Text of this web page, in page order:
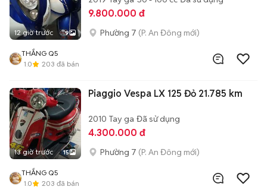
12 giờ trước 9
9.800.000 đ
Phường 7 (P. An Đông mới)
THẮNG Q5
1.0
203 đã bán
13 giờ trước 15
Piaggio Vespa LX 125 Đỏ 21.785 km
2010 Tay ga Đã sử dụng
4.300.000 đ
Phường 7 (P. An Đông mới)
THẮNG Q5
1.0
203 đã bán